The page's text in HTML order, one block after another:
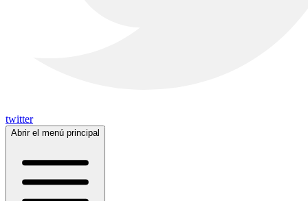
twitter
Abrir el menú principal